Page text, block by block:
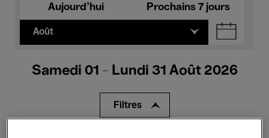
Aujourd'hui Prochains 7 jours
Août
Samedi 01 - Lundi 31 Août 2026
Filtres